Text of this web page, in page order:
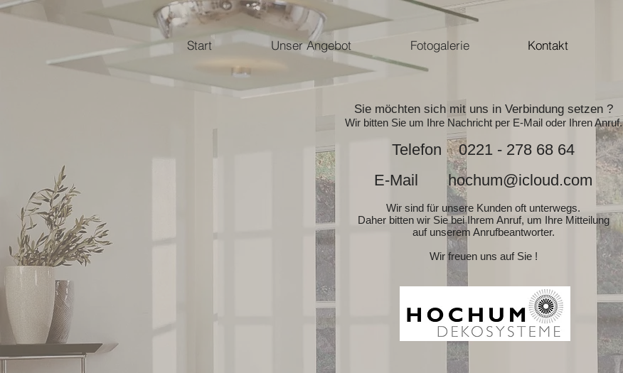
Start Unser Angebot Fotogalerie Kontakt
Sie möchten sich mit uns in Verbindung setzen ?
Wir bitten Sie um Ihre Nachricht per E-Mail oder Ihren Anruf.
Telefon 0221 - 278 68 64
E-Mailhochum@icloud.com
Wir sind für unsere Kunden oft unterwegs.
Daher bitten wir Sie bei Ihrem Anruf, um Ihre Mitteilung
auf unserem Anrufbeantworter.
Wir freuen uns auf Sie !